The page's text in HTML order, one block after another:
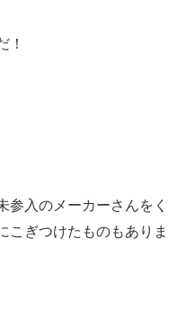
！
参入のメーカーさんをく
こぎつけたものもありま